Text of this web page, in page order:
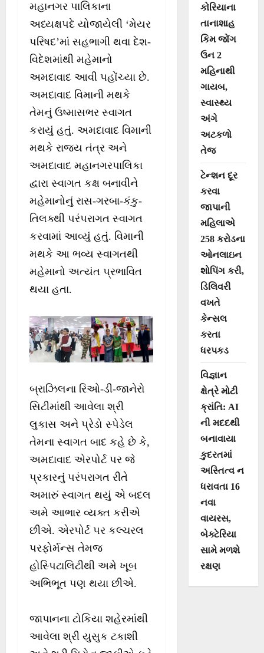
મહાનગર પાલિકાના
અધ્યક્ષપદે યોજાયેલી ‘મેયર
પરિષદ’માં સહભાગી થવા દેશ-
વિદેશમાંથી મહેમાનો
અમદાવાદ આવી પહોંચ્યા છે.
અમદાવાદ વિમાની મથકે
તેમનું ઉષ્માસભર સ્વાગત
કરાયું હતું. અમદાવાદ વિમાની
મથકે રાજ્ય તંત્ર અને
અમદાવાદ મહાનગરપાલિકા
દ્વારા સ્વાગત કક્ષ બનાવીને
મહેમાનોનું રાસ-ગરબા-કંકુ-
તિલક્થી પરંપરાગત સ્વાગત
કરવામાં આવ્યું હતું. વિમાની
મથકે આ ભવ્ય સ્વાગતથી
મહેમાનો અત્યંત પ્રભાવિત
થયા હતા.
બ્રાઝિલના રિઓ-ડી-જાનેરો
સિટીમાંથી આવેલા શ્રી
લુકાસ અને પ્રેડો સ્પેડેલ
તેમના સ્વાગત બાદ કહે છે કે,
અમદાવાદ એરપોર્ટ પર જે
પ્રકારનું પરંપરાગત રીતે
અમારું સ્વાગત થયું એ બદલ
અમે આભાર વ્યક્ત કરીએ
છીએ. એરપોર્ટ પર કલ્ચરલ
પરફોર્મન્સ તેમજ
હોસ્પિટાલિટીથી અમે ખૂબ
અભિભૂત પણ થયા છીએ.
જાપાનના ટોકિયા શહેરમાંથી
આવેલા શ્રી યુસુક ટકાશી
કોરિયાના
તાનાશાહ
કિમ જોંગ
ઉન 2
મહિનાથી
ગાયબ,
સ્વાસ્થ્ય
અંગે
અટકળો
તેજ
ટેન્શન દૂર
કરવા
જાપાની
મહિલાએ
258 કરોડના
ઓનલાઇન
શોપિંગ કરી,
ડિલિવરી
વખતે
કેન્સલ
કરતા
ધરપકડ
વિજ્ઞાન
ક્ષેત્રે મોટી
ક્રાંતિ: AI
ની મદદથી
બનાવાયા
કુદરતમાં
અસ્તિત્વ ન
ધરાવતા 16
નવા
વાયરસ,
બેક્ટેરિયા
સામે મળશે
રક્ષણ